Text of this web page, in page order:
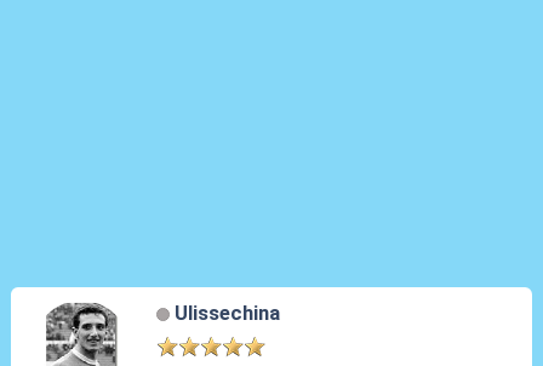
Ulissechina